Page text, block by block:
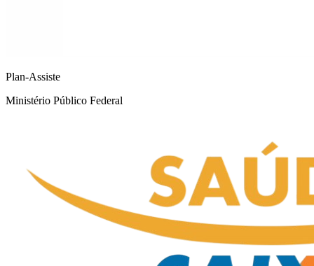
Plan-Assiste
Ministério Público Federal